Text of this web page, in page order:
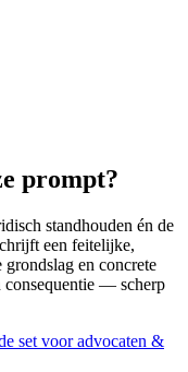
prompt?
standhouden én de
een feitelijke,
en concrete
consequentie — scherp
set voor advocaten &